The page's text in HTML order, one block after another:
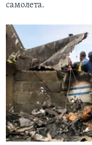
самолета.